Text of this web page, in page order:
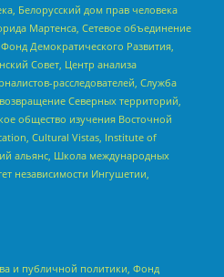
Белорусский дом прав человека
Мартенса, Сетевое объединение
Демократического Развития,
Совет, Центр анализа
расследователей, Служба
Северных территорий,
общество изучения Восточной
Cultural Vistas, Institute of
альянс, Школа международных
независимости Ингушетии,
и публичной политики, Фонд